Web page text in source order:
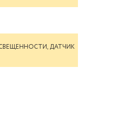
ДАТЧИК